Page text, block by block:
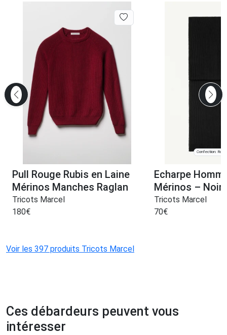
Pull Rouge Rubis en Laine
Mérinos Manches Raglan
Tricots Marcel
180€
Confection:
Echarpe
Mérinos – Noir
Tricots Marcel
70€
Voir les 397 produits Tricots Marcel
Ces débardeurs peuvent vous
intéresser